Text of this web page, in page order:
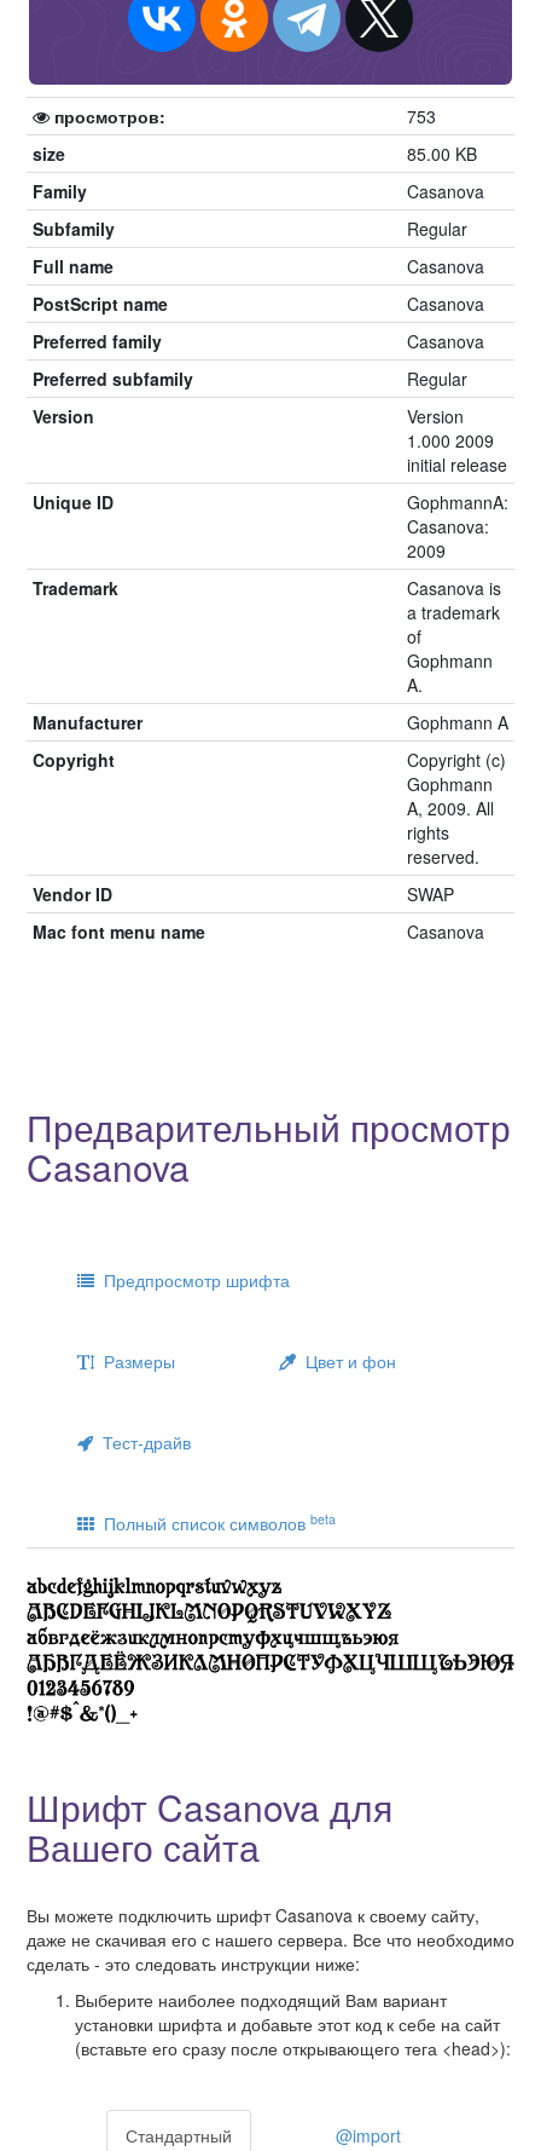
просмотров:
753
size
85.00 KB
Family
Casanova
Subfamily
Regular
Full name
Casanova
PostScript name
Casanova
Preferred family
Casanova
Preferred subfamily
Regular
Version
Version
1.000 2009
initial release
Unique ID
GophmannA:
Casanova:
2009
Trademark
Casanova is
a trademark
of
Gophmann
A.
Manufacturer
Gophmann A
Copyright
Copyright (c)
Gophmann
A, 2009. All
rights
reserved.
Vendor ID
SWAP
Mac font menu name
Casanova
Предварительный просмотр
Casanova
Предпросмотр шрифта
Размеры Цвет и фон
Тест-драйв
Полный список символов beta
Шрифт Casanova для
Вашего сайта
Вы можете подключить шрифт Casanova к своему сайту,
даже не скачивая его с нашего сервера. Все что необходимо
сделать - это следовать инструкции ниже:
Выберите наиболее подходящий Вам вариант
установки шрифта и добавьте этот код к себе на сайт
(вставьте его сразу после открывающего тега <head>):
Стандартный @import